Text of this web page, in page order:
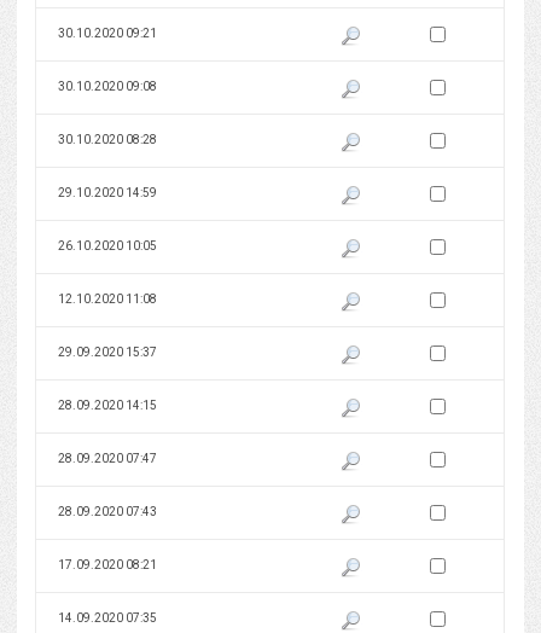
30.10.2020 09:21 Pokaż podgląd wersji z dnia
Zaznacz wersję do
30.10.2020 09:08 Pokaż podgląd wersji z dnia
Zaznacz wersję do
30.10.2020 08:28 Pokaż podgląd wersji z dnia
Zaznacz wersję do
29.10.2020 14:59 Pokaż podgląd wersji z dnia
Zaznacz wersję do
26.10.2020 10:05 Pokaż podgląd wersji z dnia
Zaznacz wersję do
12.10.2020 11:08 Pokaż podgląd wersji z dnia
Zaznacz wersję do
29.09.2020 15:37 Pokaż podgląd wersji z dnia
Zaznacz wersję do
28.09.2020 14:15 Pokaż podgląd wersji z dnia
Zaznacz wersję do
28.09.2020 07:47 Pokaż podgląd wersji z dnia
Zaznacz wersję do
28.09.2020 07:43 Pokaż podgląd wersji z dnia
Zaznacz wersję do
17.09.2020 08:21 Pokaż podgląd wersji z dnia
Zaznacz wersję do
14.09.2020 07:35 Pokaż podgląd wersji z dnia
Zaznacz wersję do